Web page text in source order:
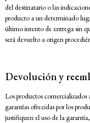
del destinatario o las
producto a un determinado
último intento de entrega sin
será devuelto a origen
Devolución y
Los productos comercializados
garantías ofrecidas por los
justifiquen el uso de la